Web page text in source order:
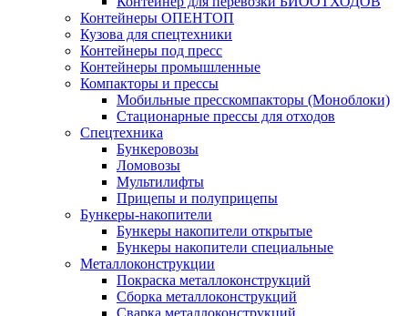
Контейнеры ОПЕНТОП
Кузова для спецтехники
Контейнеры под пресс
Контейнеры промышленные
Компакторы и прессы
Мобильные пресскомпакторы (Моноблоки)
Стационарные прессы для отходов
Спецтехника
Бункеровозы
Ломовозы
Мультилифты
Прицепы и полуприцепы
Бункеры-накопители
Бункеры накопители открытые
Бункеры накопители специальные
Металлоконструкции
Покраска металлоконструкций
Сборка металлоконструкций
Сварка металлоконструкций